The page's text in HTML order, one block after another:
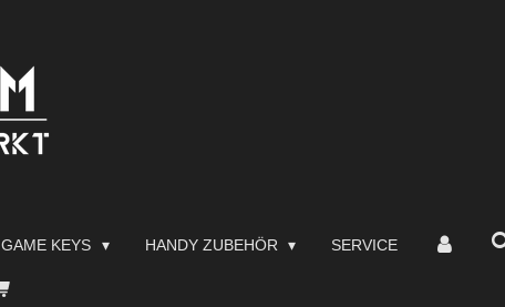
GAME KEYS HANDY ZUBEHÖR SERVICE